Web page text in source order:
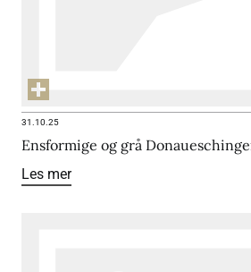
31.10.25
Ensformige og grå
Les mer